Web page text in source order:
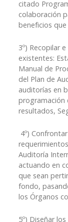
citado
colaboración
beneficios
3º) Recopilar
existentes:
Manual de
del Plan de
auditorías en
programación
resultados,
4º)
Auditoría
actuando en
que sean
fondo,
los Órganos
5º) Diseñar